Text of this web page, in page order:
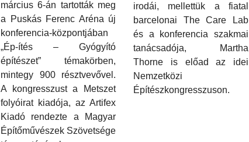
március 6-án tartották meg
a Puskás Ferenc Aréna új
konferencia-központjában
„Ép-ítés – Gyógyító
építészet” témakörben,
mintegy 900 résztvevővel.
A kongresszust a Metszet
folyóirat kiadója, az Artifex
Kiadó rendezte a Magyar
Építőművészek Szövetsége
irodái, mellettük a fiatal
barcelonai The Care Lab
és a konferencia szakmai
tanácsadója, Martha
Thorne is előad az idei
Nemzetközi
Építészkongresszuson.